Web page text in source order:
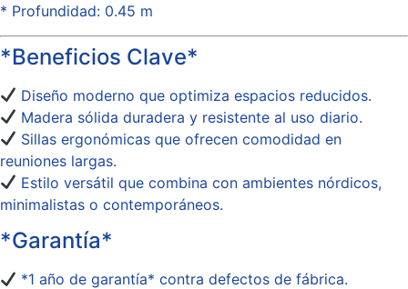
* Profundidad: 0.45 m
*Beneficios Clave*
Diseño moderno que optimiza espacios reducidos.
Madera sólida duradera y resistente al uso diario.
Sillas ergonómicas que ofrecen comodidad en
reuniones largas.
Estilo versátil que combina con ambientes nórdicos,
minimalistas o contemporáneos.
*Garantía*
*1 año de garantía* contra defectos de fábrica.